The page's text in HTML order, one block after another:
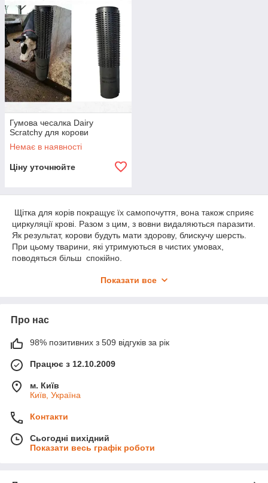
Гумова чесалка Dairy
Scratchy для корови
Немає в наявності
Ціну уточнюйте
Щітка для корів покращує їх самопочуття, вона також сприяє
циркуляції крові. Разом з цим, з вовни видаляються паразити.
Як результат, корови будуть мати здорову, блискучу шерсть.
При цьому тварини, які утримуються в чистих умовах,
поводяться більш спокійно.
від паразитів, лишайних і грибкових захворювань, але і є
відбувається стимуляція обміну речовин, а
також підвищується молочна продуктивність.
проводити очищення щодня;
до доїння;
під час годування краще корову не чіпати і не
чистити, оскільки це може вплинути її апетит;
Показати все
Про нас
98% позитивних з 509 відгуків за рік
Працює з 12.10.2009
м. Київ
Київ, Україна
Контакти
Сьогодні вихідний
Показати весь графік роботи